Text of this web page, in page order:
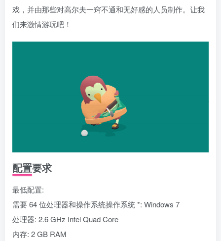
戏，并由那些对高尔夫一窍不通和无好感的人员制作。让我
们来激情游玩吧！
配置要求
最低配置:
需要 64 位处理器和操作系统操作系统 *: Windows 7
处理器: 2.6 GHz Intel Quad Core
内存: 2 GB RAM